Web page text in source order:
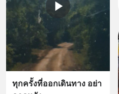
ทุกครั้งที่ออกเดินทาง อย่า